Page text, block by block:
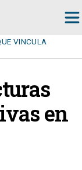
VINCULA
en